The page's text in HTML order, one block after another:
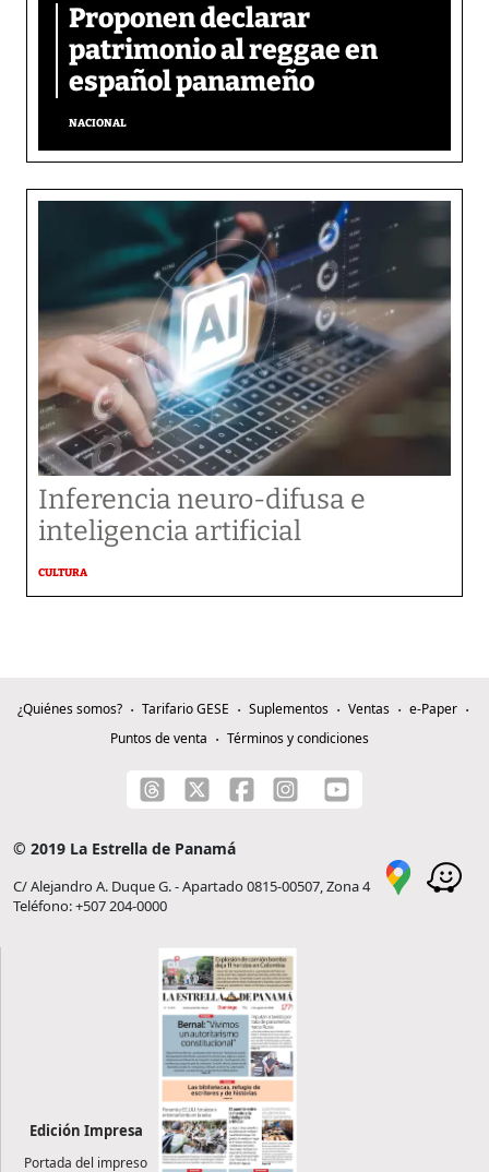
Proponen declarar
patrimonio al reggae en
español panameño
NACIONAL
Inferencia neuro-difusa e
inteligencia artificial
CULTURA
¿Quiénes somos? Tarifario GESE Suplementos Ventas
e-Paper
Puntos de venta
Términos y condiciones
© 2019 La Estrella de Panamá
C/ Alejandro A. Duque G. - Apartado 0815-00507, Zona 4
Teléfono: +507 204-0000
Edición Impresa
Portada del impreso